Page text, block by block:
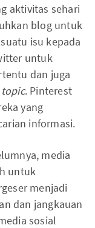
aktivitas sehari
blog untuk
isu kepada
untuk
dan juga
. Pinterest
yang
informasi.
media
untuk
menjadi
dan jangkauan
sosial